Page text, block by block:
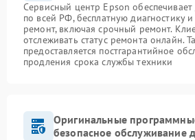
Сервисный центр Epson обеспечивает
по всей РФ, бесплатную диагностику
ремонт, включая срочный ремонт.
отслеживать статус ремонта онлайн.
предоставляется постгарантийное
продления срока службы техники
Оригинальные
безопасное обслуживание